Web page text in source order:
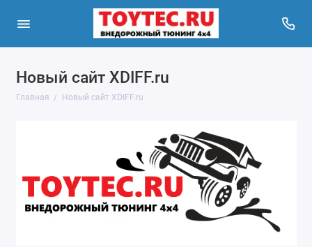
Новый сайт XDIFF.ru
Главная Новый сайт XDIFF.ru